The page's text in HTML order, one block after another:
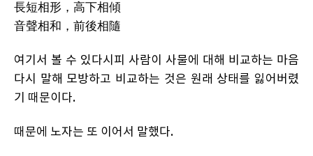
長短相形，高下相傾
音聲相和，前後相隨
여기서 볼 수 있다시피 사람이 사물에 대해 비교하는 마음
다시 말해 모방하고 비교하는 것은 원래 상태를 잃어버렸
기 때문이다.
때문에 노자는 또 이어서 말했다.